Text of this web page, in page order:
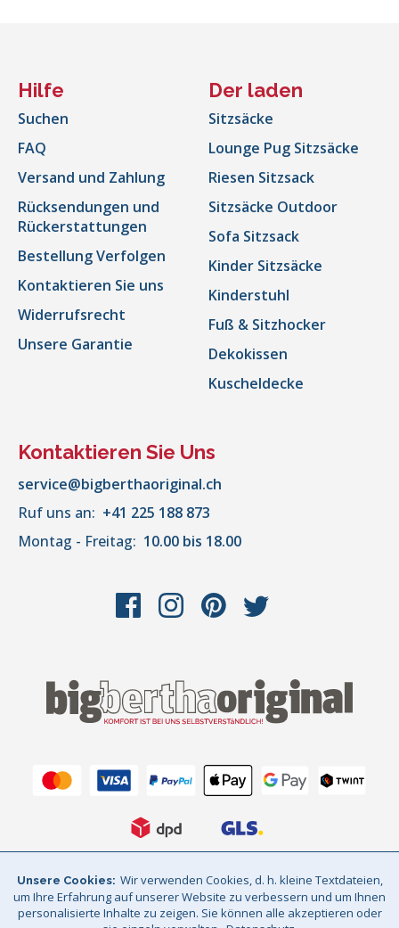
Hilfe
Suchen
FAQ
Versand und Zahlung
Rücksendungen und
Rückerstattungen
Bestellung Verfolgen
Kontaktieren Sie uns
Widerrufsrecht
Unsere Garantie
Der laden
Sitzsäcke
Lounge Pug Sitzsäcke
Riesen Sitzsack
Sitzsäcke Outdoor
Sofa Sitzsack
Kinder Sitzsäcke
Kinderstuhl
Fuß & Sitzhocker
Dekokissen
Kuscheldecke
Kontaktieren Sie Uns
service@bigberthaoriginal.ch
Ruf uns an: +41 225 188 873
Montag - Freitag: 10.00 bis 18.00
AGB Datenschutz
Impressum
Sitemap
© Big Bertha Original 2026
Unsere Cookies
Wir verwenden Cookies, d. h. kleine Textdateien,
um Ihre Erfahrung auf unserer Website zu verbessern und um Ihnen
personalisierte Inhalte zu zeigen. Sie können alle akzeptieren oder